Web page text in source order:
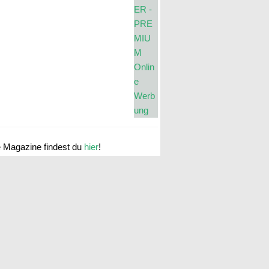
Magazine findest du hier!